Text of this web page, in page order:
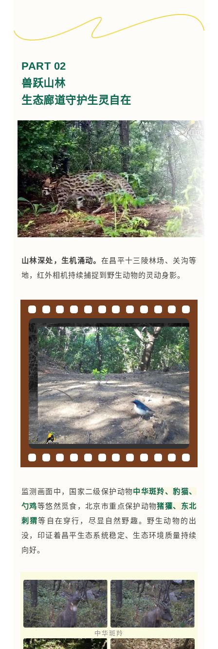
PART 02
兽跃山林
生态廊道守护生灵自在
山林深处，生机涌动。 在昌平十三陵林场、关沟等
地，红外相机持续捕捉到野生动物的灵动身影。
监测画面中，国家二级保护动物中华斑羚、豹猫、
勺鸡等悠然觅食，北京市重点保护动物猪獾、东北
刺猬等自在穿行，尽显自然野趣。野生动物的出
没，印证着昌平生态系统稳定、生态环境质量持续
向好。
中华斑羚